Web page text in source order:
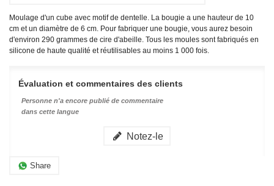
Moulage d'un cube avec motif de dentelle. La bougie a une hauteur de 10
cm et un diamètre de 6 cm. Pour fabriquer une bougie, vous aurez besoin
d'environ 290 grammes de cire d'abeille. Tous les moules sont fabriqués en
silicone de haute qualité et réutilisables au moins 1 000 fois.
Évaluation et commentaires des clients
Personne n'a encore publié de commentaire
dans cette langue
Notez-le
Share